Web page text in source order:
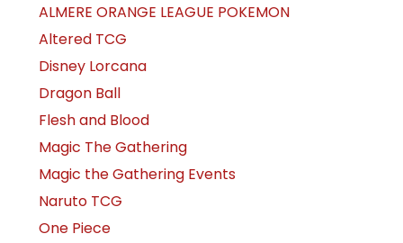
ALMERE ORANGE LEAGUE POKEMON
Altered TCG
Disney Lorcana
Dragon Ball
Flesh and Blood
Magic The Gathering
Magic the Gathering Events
Naruto TCG
One Piece